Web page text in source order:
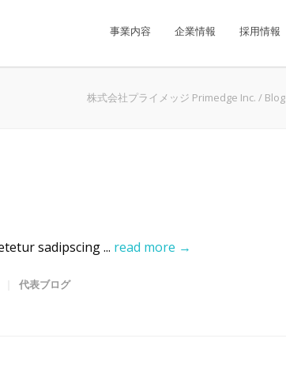
事業内容 企業情報 採用情報
株式会社プライメッジ Primedge Inc. / Blog
sadipscing ... read more →
代表ブログ